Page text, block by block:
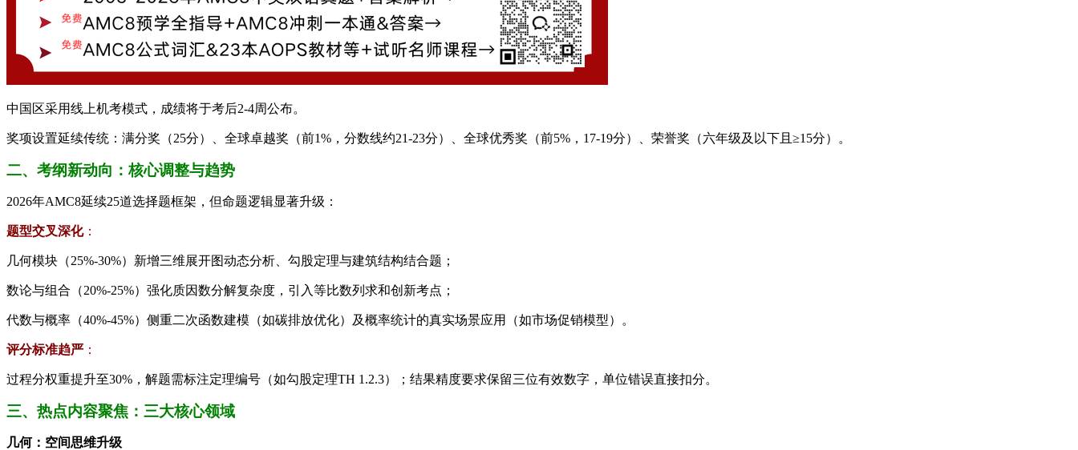
中国区采用线上机考模式，成绩将于考后2-4周公布。
奖项设置延续传统：满分奖（25分）、全球卓越奖（前1%，分数线约21-23分）、全球优秀奖（前5%，17-19分）、荣誉奖（六年级及以下且≥15分）。
二、考纲新动向：核心调整与趋势
2026年AMC8延续25道选择题框架，但命题逻辑显著升级：
​题型交叉深化​​：
几何模块（25%-30%）新增三维展开图动态分析、勾股定理与建筑结构结合题；
数论与组合（20%-25%）强化质因数分解复杂度，引入等比数列求和创新考点；
代数与概率（40%-45%）侧重二次函数建模（如碳排放优化）及概率统计的真实场景应用（如市场促销模型）。
​评分标准趋严​ ​：
过程分权重提升至30%，解题需标注定理编号（如勾股定理TH 1.2.3）；结果精度要求保留三位有效数字，单位错误直接扣分。
三、热点内容聚焦：三大核心领域
​几何：空间思维升级​